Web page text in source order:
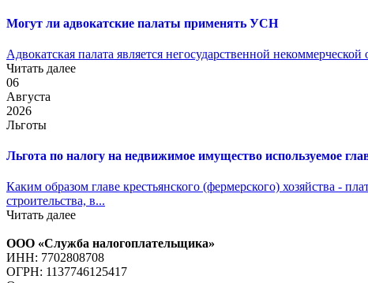
Могут ли адвокатские палаты применять УСН
Адвокатская палата является негосударственной
Читать далее
06
Августа
2026
Льготы
Льгота по налогу на недвижимое имущество используемое
Каким образом главе крестьянского (фермерского) хозяйства -
строительства, в...
Читать далее
ООО «Служба налогоплательщика»
ИНН: 7702808708
ОГРН: 1137746125417